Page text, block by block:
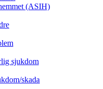
(ASIH)
sjukdom
skada